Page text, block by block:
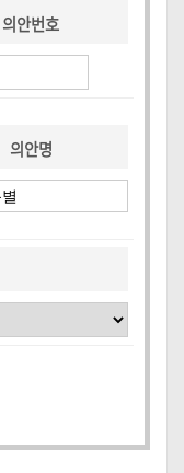
의안번호
의안명